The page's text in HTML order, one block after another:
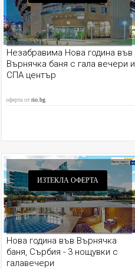
Незабравима Нова година във
Върнячка баня с гала вечери и
СПА център
оферта от rio.bg
ИЗТЕКЛА ОФЕРТА
Нова година във Върнячка
баня, Сърбия - 3 нощувки с
галавечери